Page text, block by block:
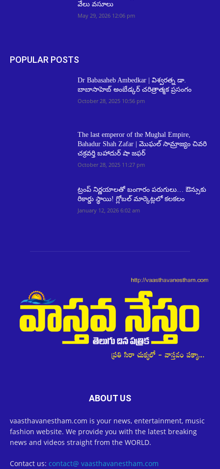
వేలు వసూలు
May 29, 2026 12:06 pm
POPULAR POSTS
Dr Babasaheb Ambedkar | విశ్వరత్న డా.
బాబాసాహెబ్ అంబేడ్కర్ చరిత్రాత్మక ప్రసంగం
October 28, 2025 10:56 pm
The last emperor of the Mughal Empire,
Bahadur Shah Zafar | మొఘల్ సామ్రాజ్యం చివరి
చక్రవర్తి బహాదుర్ షా జఫర్
October 28, 2025 11:27 pm
ట్రంప్ నిర్ణయాలతో బంగారం పరుగులు… ఔన్సుకు
రికార్డు స్థాయి! గ్లోబల్ మార్కెట్లలో కలకలం
January 12, 2026 6:02 am
ABOUT US
vaasthavanestham.com is your news, entertainment, music
fashion website. We provide you with the latest breaking
news and videos straight from the WORLD.
Contact us: contact@ vaasthavanestham.com